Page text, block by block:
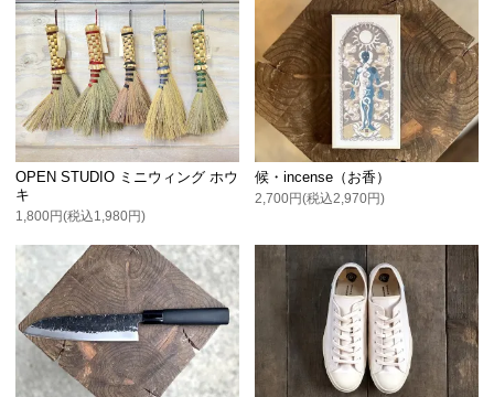
OPEN STUDIO ミニウィング ホウ
キ
1,800円(税込1,980円)
候・incense（お香）
2,700円(税込2,970円)